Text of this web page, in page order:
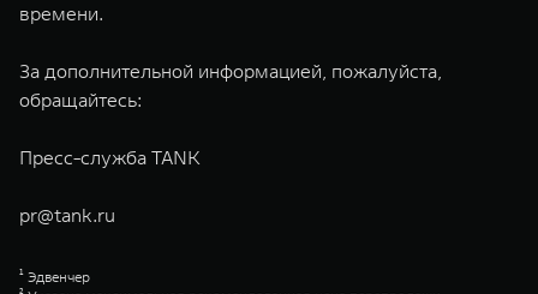
времени.
За дополнительной информацией, пожалуйста,
обращайтесь:
Пресс-служба TANK
pr@tank.ru
¹ Эдвенчер